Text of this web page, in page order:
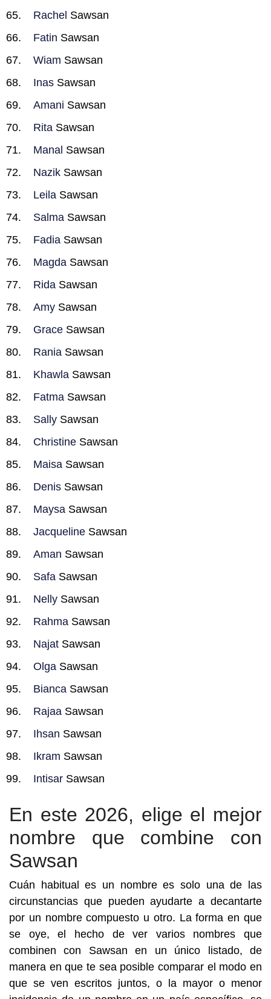
Rachel Sawsan
Fatin Sawsan
Wiam Sawsan
Inas Sawsan
Amani Sawsan
Rita Sawsan
Manal Sawsan
Nazik Sawsan
Leila Sawsan
Salma Sawsan
Fadia Sawsan
Magda Sawsan
Rida Sawsan
Amy Sawsan
Grace Sawsan
Rania Sawsan
Khawla Sawsan
Fatma Sawsan
Sally Sawsan
Christine Sawsan
Maisa Sawsan
Denis Sawsan
Maysa Sawsan
Jacqueline Sawsan
Aman Sawsan
Safa Sawsan
Nelly Sawsan
Rahma Sawsan
Najat Sawsan
Olga Sawsan
Bianca Sawsan
Rajaa Sawsan
Ihsan Sawsan
Ikram Sawsan
Intisar Sawsan
En este 2026, elige el mejor
nombre que combine con
Sawsan
Cuán habitual es un nombre es solo una de las
circunstancias que pueden ayudarte a decantarte
por un nombre compuesto u otro. La forma en que
se oye, el hecho de ver varios nombres que
combinen con Sawsan en un único listado, de
manera en que te sea posible comparar el modo en
que se ven escritos juntos, o la mayor o menor